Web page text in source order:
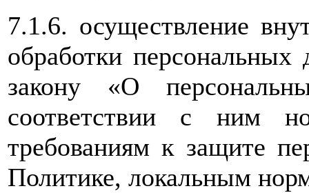
7.1.6. осуществление
обработки
закону «О
соответствии с ним
требованиям к защите
Политике, локальным